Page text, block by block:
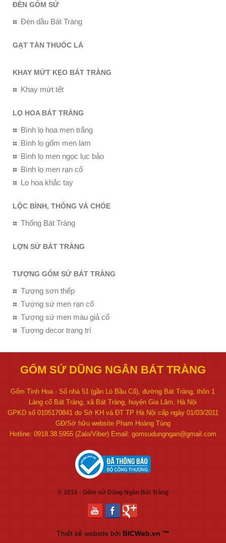
ĐÈN GỐM SỨ
Đèn dầu Bát Tràng
GẠT TÀN THUỐC LÁ
KHAY MỨT KẸO BÁT TRÀNG
Khay mứt tết
LỌ HOA BÁT TRÀNG
Bình lọ hoa men trắng
Bình lọ gốm men lam
Bình lọ men ngọc lục bảo
Bình lọ men rạn cổ
Lọ hoa khắc tay
LỘC BÌNH, THỐNG VÀ CHÓE
Thống Bát Tràng
LỢN SỨ BÁT TRÀNG
TƯỢNG GỐM SỨ BÁT TRÀNG
Tượng sơn thếp
Tượng sứ men rạn cổ
Tượng sứ men màu giả cổ
Tượng decor trang trí
GỐM SỨ DŨNG NGÂN BÁT TRÀNG
Gốm Tinh Hoa - Số nhà 51 (gần Lò Bầu Cổ), đường Bát Tràng, thôn 1
Làng cổ Bát Tràng, xã Bát Tràng, huyện Gia Lâm, Hà Nội
GPKD số 0105170841 do Sở KH và ĐT TP Hà Nội cấp ngày 01/03/2011
GĐ/Sở hữu website Phạm Hoàng Tùng
Hotline: 0918.38.5955 (Zalo/Viber) Email: gomsudungngan@gmail.com
© 2016 - Gốm sứ Dũng Ngân Bát Tràng
Thiết kế website bởi BICWeb.vn ™